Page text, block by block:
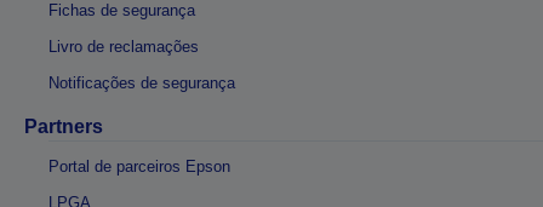
Fichas de segurança
Livro de reclamações
Notificações de segurança
Partners
Portal de parceiros Epson
LPGA